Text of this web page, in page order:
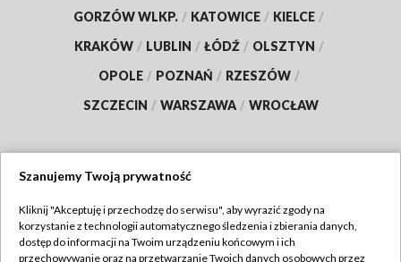
GORZÓW WLKP. / KATOWICE / KIELCE /
KRAKÓW / LUBLIN / ŁÓDŹ / OLSZTYN /
OPOLE / POZNAŃ / RZESZÓW /
SZCZECIN / WARSZAWA / WROCŁAW
TVP
Szanujemy Twoją prywatność
Kliknij "Akceptuję i przechodzę do serwisu", aby wyrazić zgody na
korzystanie z technologii automatycznego śledzenia i zbierania danych,
dostęp do informacji na Twoim urządzeniu końcowym i ich
przechowywanie oraz na przetwarzanie Twoich danych osobowych przez